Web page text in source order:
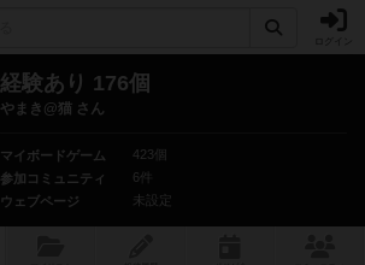
経験あり 176個
やまき@猫 さん
マイボードゲーム
423個
参加コミュニティ
6件
ウェブページ
未設定